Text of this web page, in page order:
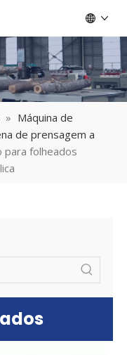
» Máquina de
de prensagem a
para folheados